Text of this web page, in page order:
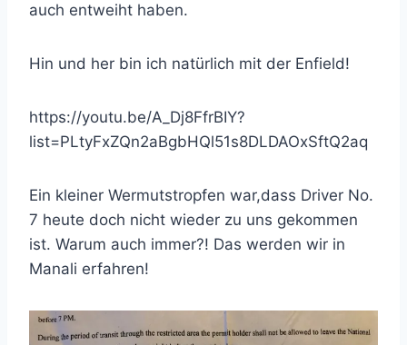
auch entweiht haben.
Hin und her bin ich natürlich mit der Enfield!
https://youtu.be/A_Dj8FfrBIY?
list=PLtyFxZQn2aBgbHQl51s8DLDAOxSftQ2aq
Ein kleiner Wermutstropfen war,dass Driver No.
7 heute doch nicht wieder zu uns gekommen
ist. Warum auch immer?! Das werden wir in
Manali erfahren!